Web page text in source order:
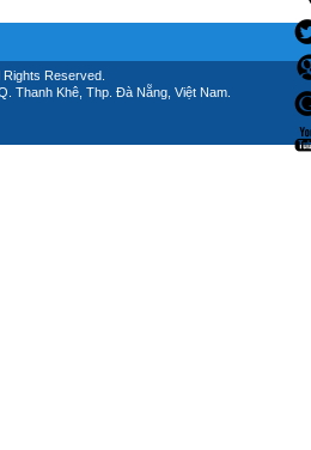
Reserved.
Thanh Khê, Thp. Đà Nẵng, Việt Nam.